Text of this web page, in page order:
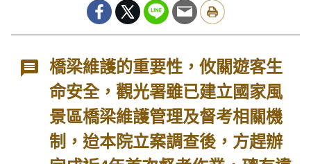
橋梁維護的重要性，攸關遊客生
命安全，觀光署雖已建立國家風
景區橋梁維護管理及督考相關機
制，迨本院立案調查後，方趕辦